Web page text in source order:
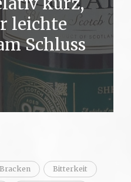
leichte
Schluss
Bitterkeit